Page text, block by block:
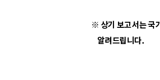
※ 상기 보고서는 국
알려드립니다.